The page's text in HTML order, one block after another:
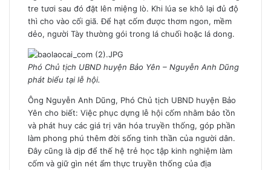
tre tươi sau đó đặt lên miệng lò. Khi lúa se khô lại đủ độ
thì cho vào cối giã. Để hạt cốm được thơm ngon, mềm
dẻo, người Tày thường gói trong lá chuối hoặc lá dong.
Phó Chủ tịch UBND huyện Bảo Yên – Nguyễn Anh Dũng
phát biểu tại lễ hội.
Ông Nguyễn Anh Dũng, Phó Chủ tịch UBND huyện Bảo
Yên cho biết: Việc phục dựng lễ hội cốm nhằm bảo tồn
và phát huy các giá trị văn hóa truyền thống, góp phần
làm phong phú thêm đời sống tinh thần của người dân.
Đây cũng là dịp để thế hệ trẻ học tập kinh nghiệm làm
cốm và giữ gìn nét ẩm thực truyền thống của địa